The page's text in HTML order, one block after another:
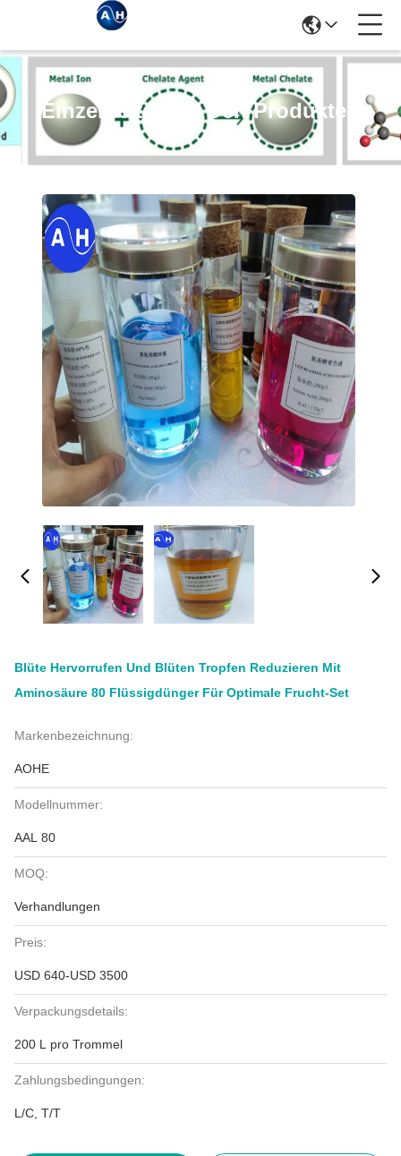
Einzelheiten Zu Den Produkten
Blüte Hervorrufen Und Blüten Tropfen Reduzieren Mit
Aminosäure 80 Flüssigdünger Für Optimale Frucht-Set
Markenbezeichnung:
AOHE
Modellnummer:
AAL 80
MOQ:
Verhandlungen
Preis:
USD 640-USD 3500
Verpackungsdetails:
200 L pro Trommel
Zahlungsbedingungen:
L/C, T/T